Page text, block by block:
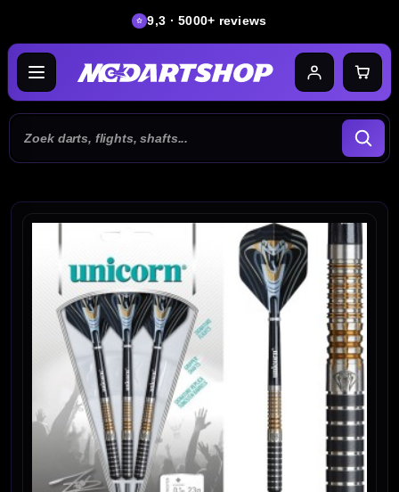
9,3 · 5000+ reviews